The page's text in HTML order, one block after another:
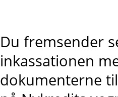
Du fremsender
inkassationen
dokumenterne